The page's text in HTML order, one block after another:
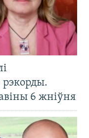
рэкорды.
6 жніўня